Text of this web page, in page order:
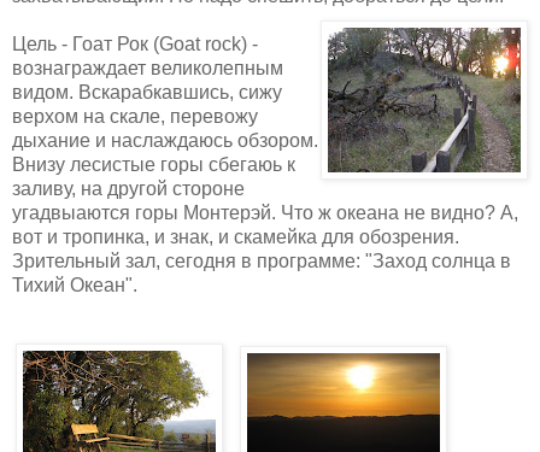
Цель - Гоат Рок (Goat rock) -
вознаграждает великолепным
видом. Вскарабкавшись, сижу
верхом на скале, перевожу
дыхание и наслаждаюсь обзором.
Внизу лесистые горы сбегаюь к
заливу, на другой стороне
угадвыаются горы Монтерэй. Что ж океана не видно? А,
вот и тропинка, и знак, и скамейка для обозрения.
Зрительный зал, сегодня в программе: "Заход солнца в
Тихий Океан".